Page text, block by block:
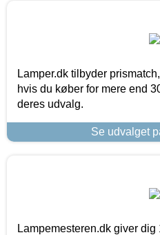
Lamper.dk tilbyder
hvis du køber for mere end
deres udvalg.
Se udvalget
Lampemesteren.dk giver